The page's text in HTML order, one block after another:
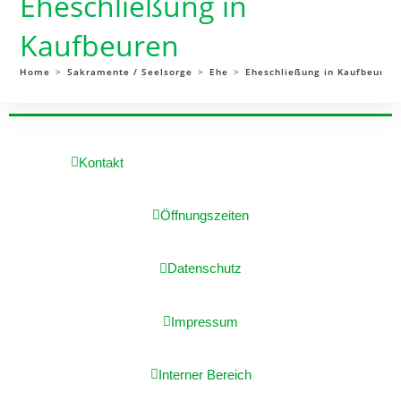
Kaufbeuren
Home > Sakramente / Seelsorge > Ehe > Eheschließung in Kaufbeuren
Kontakt
Öffnungszeiten
Datenschutz
Impressum
Interner Bereich